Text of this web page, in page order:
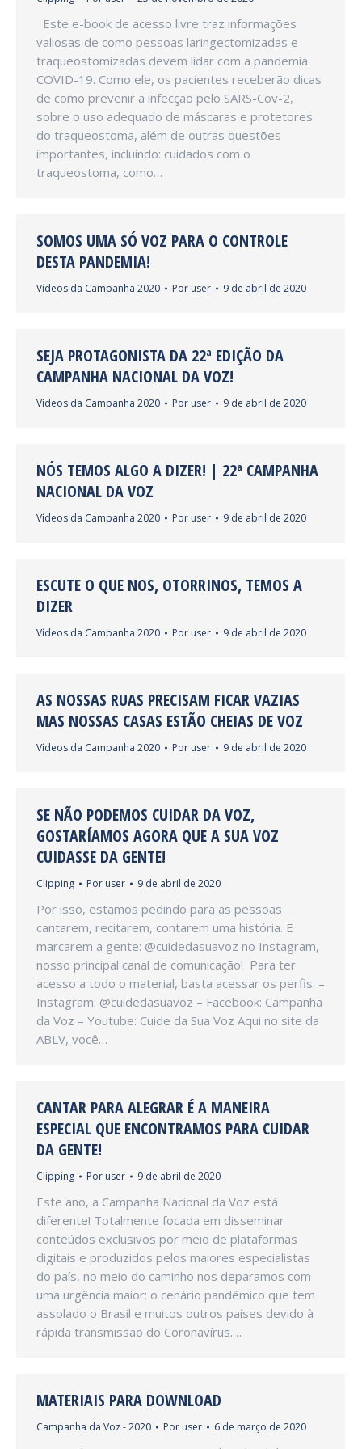
Este e-book de acesso livre traz informações
valiosas de como pessoas laringectomizadas e
traqueostomizadas devem lidar com a pandemia
COVID-19. Como ele, os pacientes receberão dicas
de como prevenir a infecção pelo SARS-Cov-2,
sobre o uso adequado de máscaras e protetores
do traqueostoma, além de outras questões
importantes, incluindo: cuidados com o
traqueostoma, como…
SOMOS UMA SÓ VOZ PARA O CONTROLE
DESTA PANDEMIA!
Vídeos da Campanha 2020 Por user 9 de abril de 2020
SEJA PROTAGONISTA DA 22ª EDIÇÃO DA
CAMPANHA NACIONAL DA VOZ!
Vídeos da Campanha 2020 Por user 9 de abril de 2020
NÓS TEMOS ALGO A DIZER! | 22ª CAMPANHA
NACIONAL DA VOZ
Vídeos da Campanha 2020 Por user 9 de abril de 2020
ESCUTE O QUE NOS, OTORRINOS, TEMOS A
DIZER
Vídeos da Campanha 2020 Por user 9 de abril de 2020
AS NOSSAS RUAS PRECISAM FICAR VAZIAS
MAS NOSSAS CASAS ESTÃO CHEIAS DE VOZ
Vídeos da Campanha 2020 Por user 9 de abril de 2020
SE NÃO PODEMOS CUIDAR DA VOZ,
GOSTARÍAMOS AGORA QUE A SUA VOZ
CUIDASSE DA GENTE!
Clipping Por user 9 de abril de 2020
Por isso, estamos pedindo para as pessoas
cantarem, recitarem, contarem uma história. E
marcarem a gente: @cuidedasuavoz no Instagram,
nosso principal canal de comunicação! Para ter
acesso a todo o material, basta acessar os perfis: –
Instagram: @cuidedasuavoz – Facebook: Campanha
da Voz – Youtube: Cuide da Sua Voz Aqui no site da
ABLV, você…
CANTAR PARA ALEGRAR É A MANEIRA
ESPECIAL QUE ENCONTRAMOS PARA CUIDAR
DA GENTE!
Clipping Por user 9 de abril de 2020
Este ano, a Campanha Nacional da Voz está
diferente! Totalmente focada em disseminar
conteúdos exclusivos por meio de plataformas
digitais e produzidos pelos maiores especialistas
do país, no meio do caminho nos deparamos com
uma urgência maior: o cenário pandêmico que tem
assolado o Brasil e muitos outros países devido à
rápida transmissão do Coronavírus.…
MATERIAIS PARA DOWNLOAD
Campanha da Voz - 2020 Por user 6 de março de 2020